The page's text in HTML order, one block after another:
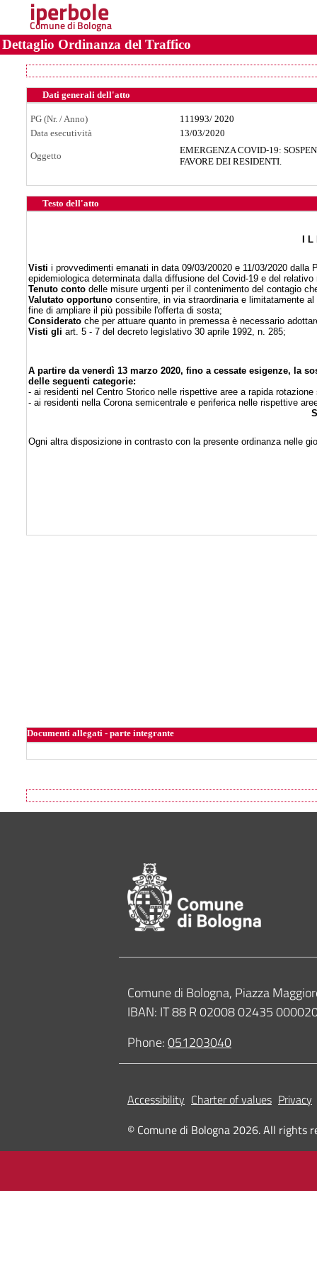
iperbole
Comune di Bologna
Dettaglio Ordinanza del Traffico
Dati generali dell'atto
PG (Nr. / Anno) 111993/ 2020
Data esecutività
13/03/2020
Oggetto
EMERGENZA COVID-19:
FAVORE DEI RESIDENTI.
Testo dell'atto
I
Visti i provvedimenti emanati in data 09/03/20020 e 11/03/2020
epidemiologica determinata dalla diffusione del Covid-19 e del
Tenuto conto delle misure urgenti per il contenimento del contagio
Valutato opportuno consentire, in via straordinaria e limitatamente
fine di ampliare il più possibile l'offerta di sosta;
Considerato che per attuare quanto in premessa è necessario
Visti gli art. 5 - 7 del decreto legislativo 30 aprile 1992, n. 285;
A partire da venerdì 13 marzo 2020, fino a cessate esigenze, la
delle seguenti categorie:
- ai residenti nel Centro Storico nelle rispettive aree a rapida
- ai residenti nella Corona semicentrale e periferica nelle rispettive
Ogni altra disposizione in contrasto con la presente ordinanza nelle
Documenti allegati - parte integrante
Contacts
Comune di Bologna, Piazza
IBAN: IT 88 R 02008 02435
Phone:051203040
Accessibility Charter of values Privacy
© Comune di Bologna 2026. All rights